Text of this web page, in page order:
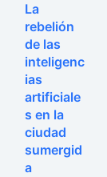
La
rebelión
de las
inteligenc
ias
artificiale
s en la
ciudad
sumergid
a